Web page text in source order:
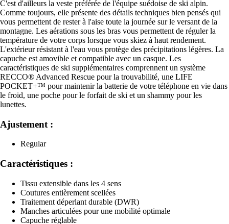
C'est d'ailleurs la veste préférée de l'équipe suédoise de ski alpin.
Comme toujours, elle présente des détails techniques bien pensés qui
vous permettent de rester à l'aise toute la journée sur le versant de la
montagne. Les aérations sous les bras vous permettent de réguler la
température de votre corps lorsque vous skiez à haut rendement.
L'extérieur résistant à l'eau vous protège des précipitations légères. La
capuche est amovible et compatible avec un casque. Les
caractéristiques de ski supplémentaires comprennent un système
RECCO® Advanced Rescue pour la trouvabilité, une LIFE
POCKET+™ pour maintenir la batterie de votre téléphone en vie dans
le froid, une poche pour le forfait de ski et un shammy pour les
lunettes.
Ajustement :
Regular
Caractéristiques :
Tissu extensible dans les 4 sens
Coutures entièrement scellées
Traitement déperlant durable (DWR)
Manches articulées pour une mobilité optimale
Capuche réglable